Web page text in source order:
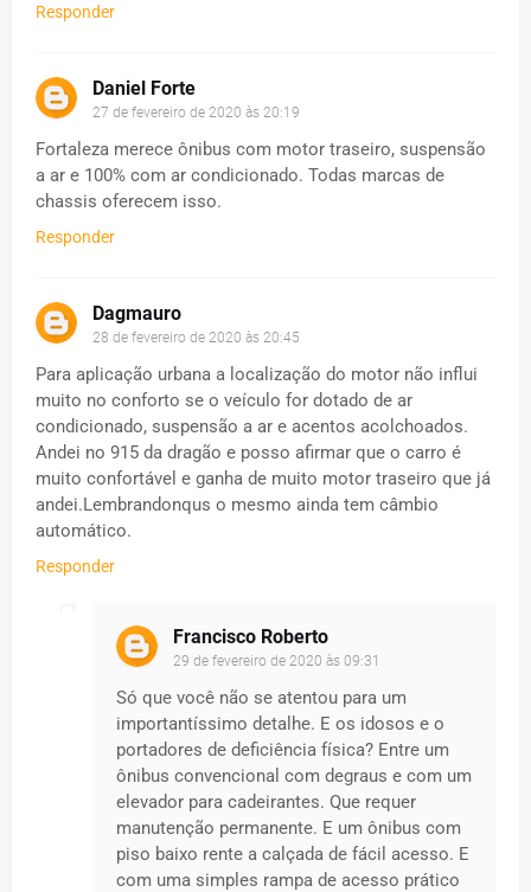
Responder
Daniel Forte
27 de fevereiro de 2020 às 20:19
Fortaleza merece ônibus com motor traseiro, suspensão
a ar e 100% com ar condicionado. Todas marcas de
chassis oferecem isso.
Responder
Dagmauro
28 de fevereiro de 2020 às 20:45
Para aplicação urbana a localização do motor não influi
muito no conforto se o veículo for dotado de ar
condicionado, suspensão a ar e acentos acolchoados.
Andei no 915 da dragão e posso afirmar que o carro é
muito confortável e ganha de muito motor traseiro que já
andei.Lembrandonqus o mesmo ainda tem câmbio
automático.
Responder
Francisco Roberto
29 de fevereiro de 2020 às 09:31
Só que você não se atentou para um
importantíssimo detalhe. E os idosos e o
portadores de deficiência física? Entre um
ônibus convencional com degraus e com um
elevador para cadeirantes. Que requer
manutenção permanente. E um ônibus com
piso baixo rente a calçada de fácil acesso. E
com uma simples rampa de acesso prático